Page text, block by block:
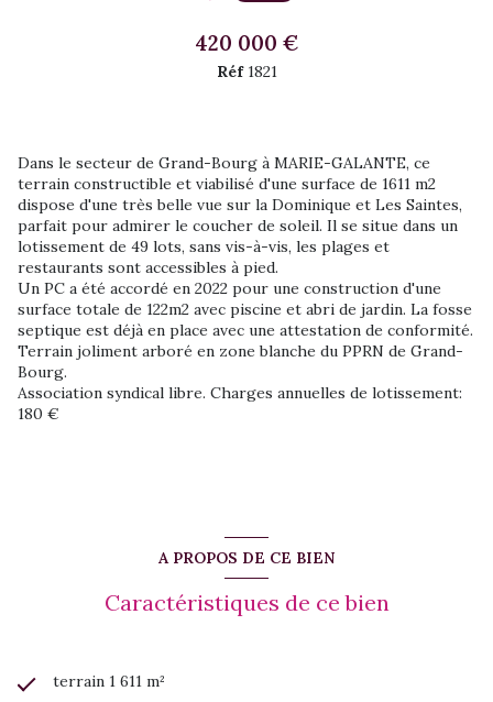
420 000 €
Réf 1821
Dans le secteur de Grand-Bourg à MARIE-GALANTE, ce
terrain constructible et viabilisé d'une surface de 1611 m2
dispose d'une très belle vue sur la Dominique et Les Saintes,
parfait pour admirer le coucher de soleil. Il se situe dans un
lotissement de 49 lots, sans vis-à-vis, les plages et
restaurants sont accessibles à pied.
Un PC a été accordé en 2022 pour une construction d'une
surface totale de 122m2 avec piscine et abri de jardin. La fosse
septique est déjà en place avec une attestation de conformité.
Terrain joliment arboré en zone blanche du PPRN de Grand-
Bourg.
Association syndical libre. Charges annuelles de lotissement:
180 €
A PROPOS DE CE BIEN
Caractéristiques de ce bien
terrain 1 611 m²